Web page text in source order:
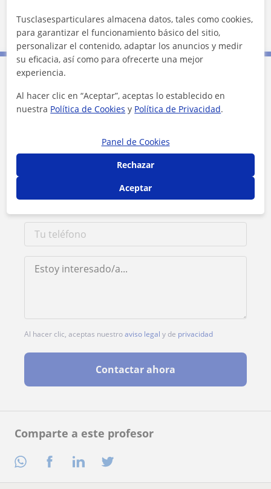
Comparte a este profesor
Málaga (Ciudad)
Contacta con Eva
Al hacer clic, aceptas nuestroaviso legal y de privacidad
Contactar ahora
Tusclasesparticulares almacena datos, tales como cookies,
para garantizar el funcionamiento básico del sitio,
personalizar el contenido, adaptar los anuncios y medir
su eficacia, así como para ofrecerte una mejor
experiencia.
Al hacer clic en “Aceptar”, aceptas lo establecido en
nuestra Política de Cookies y Política de Privacidad.
Panel de Cookies
Rechazar
Aceptar